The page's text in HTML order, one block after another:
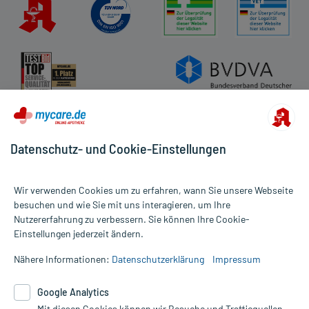
Alle Preise gelten inkl. MwSt., ggf. zzgl. Versandkosten
Informationen auf dieser Website werden ausschließlich für
die Untersuchung und Behandlung durch einen Arzt. Bitte
Therapien eingeleitet werden können. | Diese Webseite benutzt
Datenschutz- und Cookie-Einstellungen
Wir verwenden Cookies um zu erfahren, wann Sie unsere Webseite
besuchen und wie Sie mit uns interagieren, um Ihre
Nutzererfahrung zu verbessern. Sie können Ihre Cookie-
Einstellungen jederzeit ändern.
Nähere Informationen: Datenschutzerklärung Impressum
Google Analytics